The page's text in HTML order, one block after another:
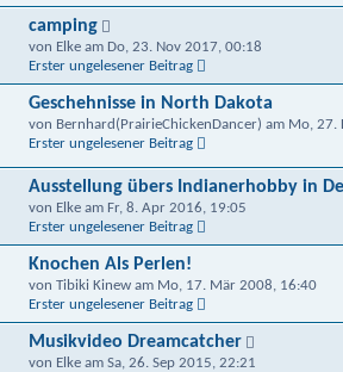
camping
von Elke am Do, 23. Nov 2017, 00:18
Erster ungelesener Beitrag
Geschehnisse in North Dakota
von Bernhard(PrairieChickenDancer) am Mo, 27.
Erster ungelesener Beitrag
Ausstellung übers Indianerhobby in
von Elke am Fr, 8. Apr 2016, 19:05
Erster ungelesener Beitrag
Knochen Als Perlen!
von Tibiki Kinew am Mo, 17. Mär 2008, 16:40
Erster ungelesener Beitrag
Musikvideo Dreamcatcher
von Elke am Sa, 26. Sep 2015, 22:21